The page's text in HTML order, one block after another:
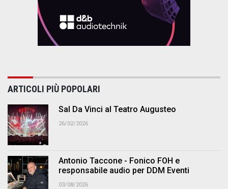
ARTICOLI PIÙ POPOLARI
Sal Da Vinci al Teatro Augusteo
26/02/2026
Antonio Taccone - Fonico FOH e
responsabile audio per DDM Eventi
03/08/2026